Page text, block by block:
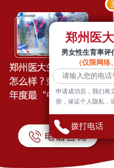
郑州医
男女性生育率评
（仅限网络
申请成功后，我们将
密，保证个人隐私，
拨打电话